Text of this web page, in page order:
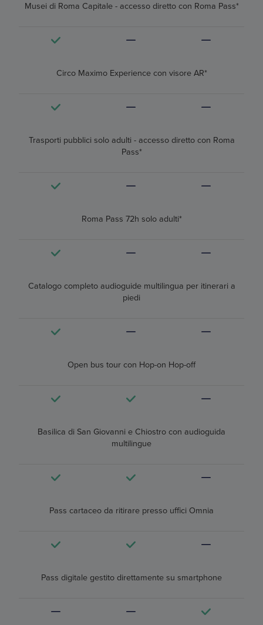
Musei di Roma Capitale - accesso diretto con Roma Pass*
Circo Maximo Experience con visore AR*
Trasporti pubblici solo adulti - accesso diretto con Roma
Pass*
Roma Pass 72h solo adulti*
Catalogo completo audioguide multilingua per itinerari a
piedi
Open bus tour con Hop-on Hop-off
Basilica di San Giovanni e Chiostro con audioguida
multilingue
Pass cartaceo da ritirare presso uffici Omnia
Pass digitale gestito direttamente su smartphone